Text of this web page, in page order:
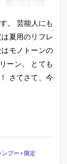
。 芸能人にも
夏用のリフレ
モノトーンの
ーン。 とても
さてさて、今
ンプー • 限定